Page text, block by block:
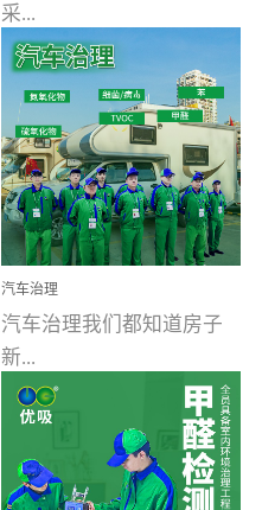
采...
用行业公认奥维牌消毒
液，具备杀死人体冠状病
毒的功效，杀菌率
99.99%。相对于传统消毒
液来说，无...
汽车治理
汽车治理我们都知道房子
新...
装修完会有甲醛，其实汽
车的甲醛超标问题更为严